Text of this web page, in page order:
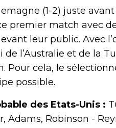
(1-2) juste
premier match avec
leur public. Avec
de l’Australie et de la
Pour cela, le
possible.
des Etats-Unis :
Adams, Robinson -